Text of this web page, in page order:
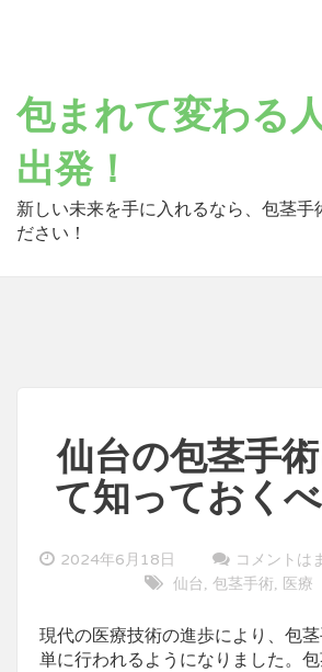
包まれて変わる
出発！
新しい未来を手に入れるなら、包茎手
ださい！
仙台の包茎手
て知っておく
2024年6月18日
コメントは
仙台 包茎手術 医療
現代の医療技術の進歩により、包
単に行われるようになりました。